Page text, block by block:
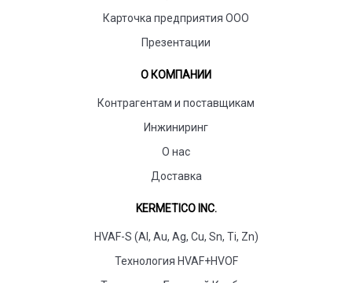
Карточка предприятия ООО
Презентации
О КОМПАНИИ
Контрагентам и поставщикам
Инжиниринг
О нас
Доставка
KERMETICO INC.
HVAF-S (Al, Au, Ag, Cu, Sn, Ti, Zn)
Технология HVAF+HVOF